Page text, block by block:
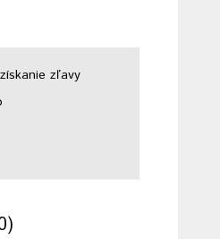
zľavy